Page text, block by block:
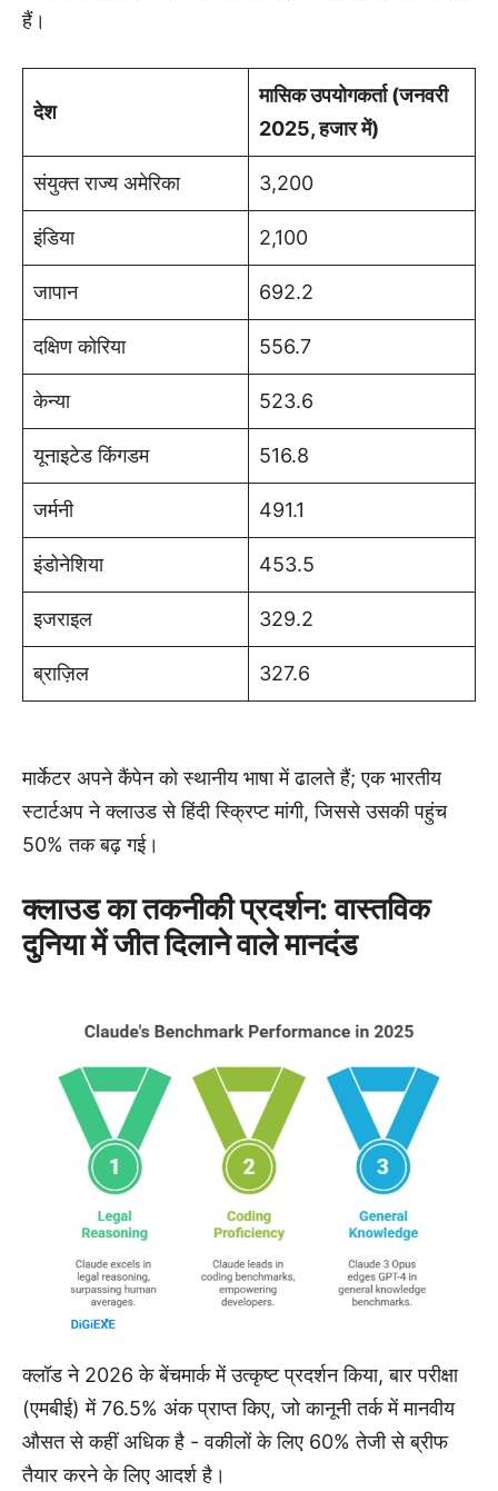
हैं।
देश
मासिक उपयोगकर्ता (जनवरी
2025, हजार में)
संयुक्त राज्य अमेरिका 3,200
इंडिया 2,100
जापान 692.2
दक्षिण कोरिया 556.7
केन्या 523.6
यूनाइटेड किंगडम 516.8
जर्मनी 491.1
इंडोनेशिया 453.5
इजराइल 329.2
ब्राज़िल 327.6
मार्केटर अपने कैंपेन को स्थानीय भाषा में ढालते हैं; एक भारतीय
स्टार्टअप ने क्लाउड से हिंदी स्क्रिप्ट मांगी, जिससे उसकी पहुंच
50% तक बढ़ गई।
क्लाउड का तकनीकी प्रदर्शन: वास्तविक
दुनिया में जीत दिलाने वाले मानदंड
क्लॉड ने 2026 के बेंचमार्क में उत्कृष्ट प्रदर्शन किया, बार परीक्षा
(एमबीई) में 76.5% अंक प्राप्त किए, जो कानूनी तर्क में मानवीय
औसत से कहीं अधिक है - वकीलों के लिए 60% तेजी से ब्रीफ
तैयार करने के लिए आदर्श है।